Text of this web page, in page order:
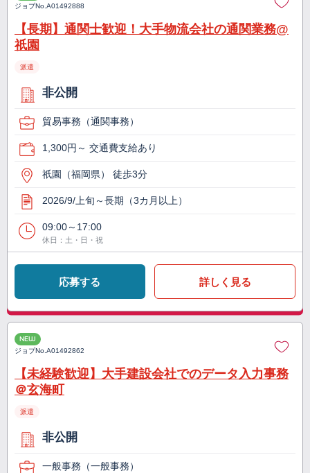
ジョブNo.A01492888
【長期】通関士歓迎！大手物流会社の通関業務@
祇園
派遣
非公開
貿易事務（通関事務）
1,300円～ 交通費支給あり
祇園（福岡県） 徒歩3分
2026/9/上旬～長期（3カ月以上）
09:00～17:00
休日：土・日・祝
応募する 詳しく見る
NEW
ジョブNo.A01492862
【未経験歓迎】大手建設会社でのデータ入力事務
＠玄海町
派遣
非公開
一般事務（一般事務）